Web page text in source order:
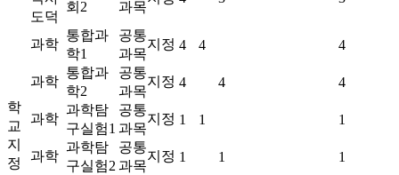
학
교
지
정
도덕
회2
과목
과학
통합과
학1
공통
과목
지정 4 4 4
과학
통합과
학2
공통
과목
지정 4 4 4
과학
과학탐
구실험1
공통
과목
지정 1 1 1
과학
과학탐
구실험2
공통
과목
지정 1 1 1